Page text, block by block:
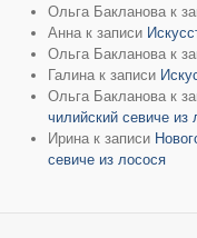
Ольга Бакланова к
Анна к записи
Ольга Бакланова к
Галина к записи
Ольга Бакланова к
чилийский севиче из
Ирина к записи
севиче из лосося